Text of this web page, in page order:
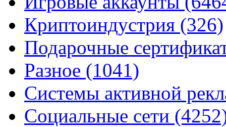
Криптоиндустрия (326)
Подарочные
Разное (1041)
Системы активной
Социальные сети